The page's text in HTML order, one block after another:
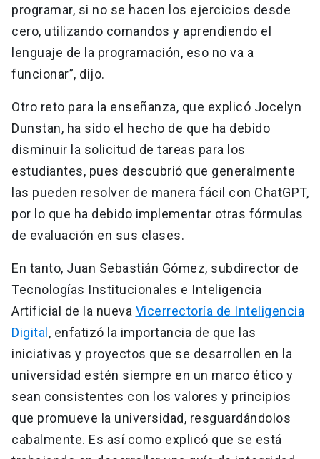
programar, si no se hacen los ejercicios desde
cero, utilizando comandos y aprendiendo el
lenguaje de la programación, eso no va a
funcionar”, dijo.
Otro reto para la enseñanza, que explicó Jocelyn
Dunstan, ha sido el hecho de que ha debido
disminuir la solicitud de tareas para los
estudiantes, pues descubrió que generalmente
las pueden resolver de manera fácil con ChatGPT,
por lo que ha debido implementar otras fórmulas
de evaluación en sus clases.
En tanto, Juan Sebastián Gómez, subdirector de
Tecnologías Institucionales e Inteligencia
Artificial de la nueva Vicerrectoría de Inteligencia
Digital , enfatizó la importancia de que las
iniciativas y proyectos que se desarrollen en la
universidad estén siempre en un marco ético y
sean consistentes con los valores y principios
que promueve la universidad, resguardándolos
cabalmente. Es así como explicó que se está